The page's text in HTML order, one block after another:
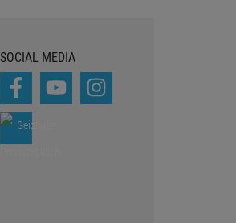
SOCIAL MEDIA